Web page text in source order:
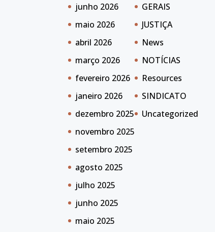
junho 2026
maio 2026
abril 2026
março 2026
fevereiro 2026
janeiro 2026
dezembro 2025
novembro 2025
setembro 2025
agosto 2025
julho 2025
junho 2025
maio 2025
GERAIS
JUSTIÇA
News
NOTÍCIAS
Resources
SINDICATO
Uncategorized